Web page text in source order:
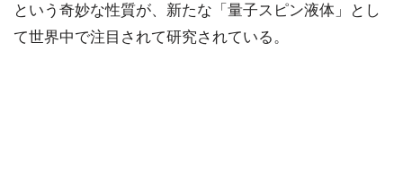
という奇妙な性質が、新たな「量子スピン液体」とし
て世界中で注目されて研究されている。